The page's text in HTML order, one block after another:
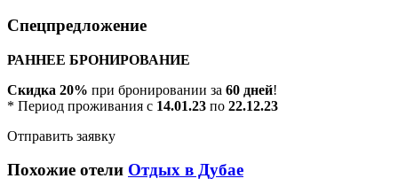
Спецпредложение
РАННЕЕ БРОНИРОВАНИЕ
Скидка 20% при бронировании за 60 дней!
* Период проживания с 14.01.23 по 22.12.23
Отправить заявку
Похожие отели Отдых в Дубае